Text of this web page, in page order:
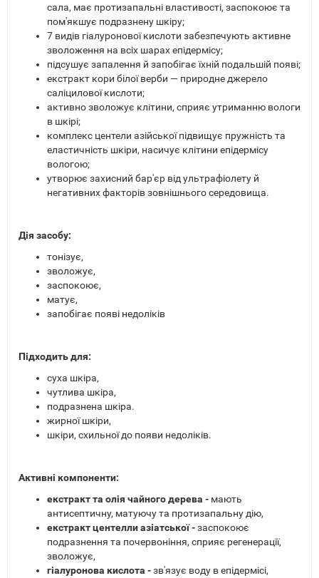
сала, має протизапальні властивості, заспокоює та
пом'якшує подразнену шкіру;
7 видів гіалуронової кислоти забезпечують активне
зволоження на всіх шарах епідермісу;
підсушує запалення й запобігає їхній подальшій появі;
екстракт кори білої верби — природне джерело
саліцилової кислоти;
активно зволожує клітини, сприяє утриманню вологи
в шкірі;
комплекс центели азійської підвищує пружність та
еластичність шкіри, насичує клітини епідермісу
вологою;
утворює захисний бар'єр від ультрафіолету й
негативних факторів зовнішнього середовища.
Дія засобу:
тонізує,
зволожує,
заспокоює,
матує,
запобігає появі недоліків
Підходить для:
суха шкіра,
чутлива шкіра,
подразнена шкіра.
жирної шкіри,
шкіри, схильної до появи недоліків.
Активні компоненти:
екстракт та олія чайного дерева - мають
антисептичну, матуючу та протизапальну дію,
екстракт центелли азіатської -заспокоює
подразнення та почервоніння, сприяє регенерації,
зволожує,
гіалуронова кислота -зв'язує воду в епідермісі,